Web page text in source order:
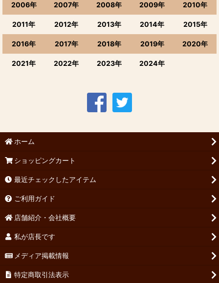
2006年 2007年 2008年 2009年 2010年
2011年 2012年 2013年 2014年 2015年
2016年 2017年 2018年 2019年 2020年
2021年 2022年 2023年 2024年
ホーム
ショッピングカート
最近チェックしたアイテム
ご利用ガイド
店舗紹介・会社概要
私が店長です
メディア掲載情報
特定商取引法表示